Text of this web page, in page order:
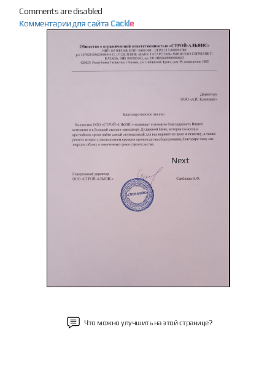
Comments are disabled
Комментарии для сайта Cackle
Next
Что можно улучшить на этой странице?